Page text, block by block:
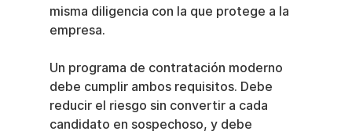
misma diligencia con la que protege a la
empresa.
Un programa de contratación moderno
debe cumplir ambos requisitos. Debe
reducir el riesgo sin convertir a cada
candidato en sospechoso, y debe